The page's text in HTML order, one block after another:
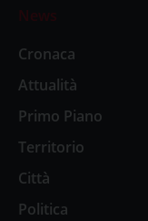
News
Cronaca
Attualità
Primo Piano
Territorio
Città
Politica